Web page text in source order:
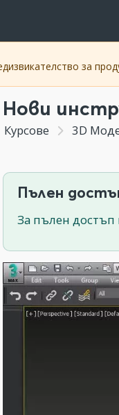
за
Нови
Курсове 3D
Пълен
За пълен достъп